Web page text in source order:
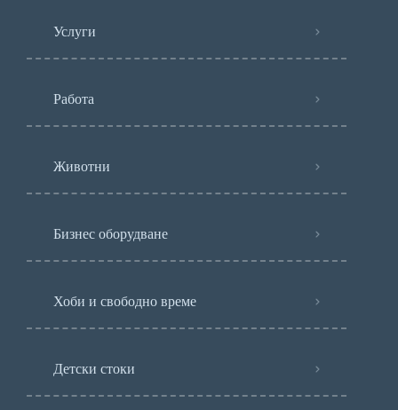
Услуги
Работа
Животни
Бизнес оборудване
Хоби и свободно време
Детски стоки